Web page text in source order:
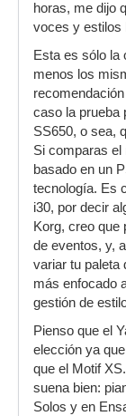
horas, me dijo
voces y estilos
Esta es sólo la
menos los
caso la prueba
SS650, o sea,
Si comparas el
basado en un
tecnología. Es
i30, por decir
Korg, creo que
de eventos, y,
variar tu paleta
más enfocado
gestión de
Pienso que el
elección ya
que el Motif
suena bien:
Solos y en